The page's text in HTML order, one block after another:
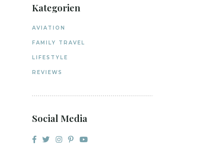
Kategorien
AVIATION
FAMILY TRAVEL
LIFESTYLE
REVIEWS
Social Media